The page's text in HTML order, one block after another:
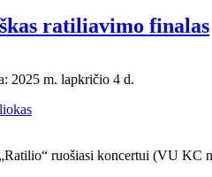
ratiliavimo finalas
2025 m. lapkričio 4 d.